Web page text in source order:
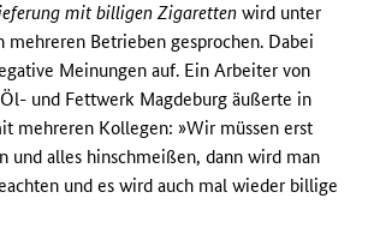
mit billigen Zigaretten wird unter
Betrieben gesprochen. Dabei
Meinungen auf. Ein Arbeiter von
und Fettwerk Magdeburg äußerte in
mehreren Kollegen: »Wir müssen erst
und alles hinschmeißen, dann wird man
und es wird auch mal wieder billige